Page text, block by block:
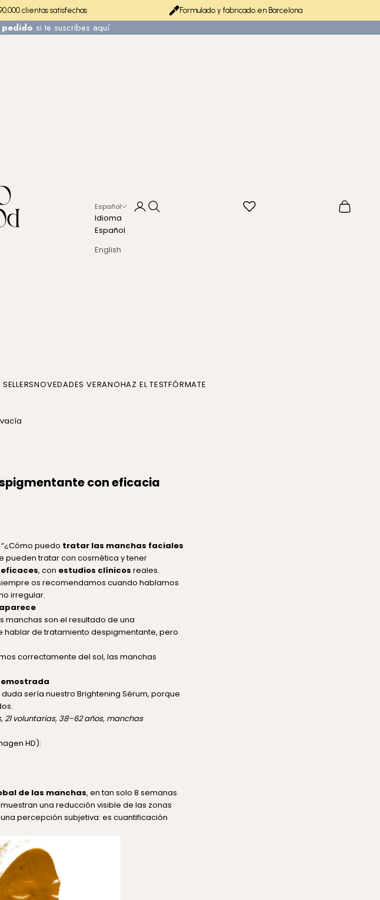
clientas satisfechas Formulado y fabricado en Barcelona
si te suscribes aquí
NOVEDADES VERANOHAZ EL TESTFÓRMATE
Español
Idioma
Español
English
Iniciar sesión
Buscar Cesta
con eficacia
puedo tratar las manchas faciales
pueden tratar con cosmética y tener
, con estudios clínicos reales.
os recomendamos cuando hablamos
irregular.
manchas son el resultado de una
hablar de tratamiento despigmentante, pero
correctamente del sol, las manchas
duda sería nuestro Brightening Sérum, porque
21 voluntarias, 38–62 años, manchas
HD):
de las manchas, en tan solo 8 semanas.
una reducción visible de las zonas
percepción subjetiva: es cuantificación